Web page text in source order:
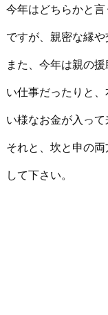
今年はどちらかと
ですが、親密な縁や
また、今年は親の
い仕事だったりと
い様なお金が入って
それと、坎と申の
して下さい。